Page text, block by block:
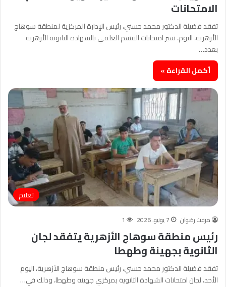
الامتحانات
تفقد فضيلة الدكتور محمد حسني، رئيس الإدارة المركزية لمنطقة سوهاج
الأزهرية، اليوم، سير امتحانات القسم العلمي بالشهادة الثانوية الأزهرية
بعدد…
أكمل القراءة »
تعليم
مرفت رضوان 7 يونيو، 2026 1
رئيس منطقة سوهاج الأزهرية يتفقد لجان
الثانوية بجهينة وطهطا
تفقد فضيلة الدكتور محمد حسني، رئيس منطقة سوهاج الأزهرية، اليوم
الأحد، لجان امتحانات الشهادة الثانوية بمركزي جهينة وطهطا، وذلك في…